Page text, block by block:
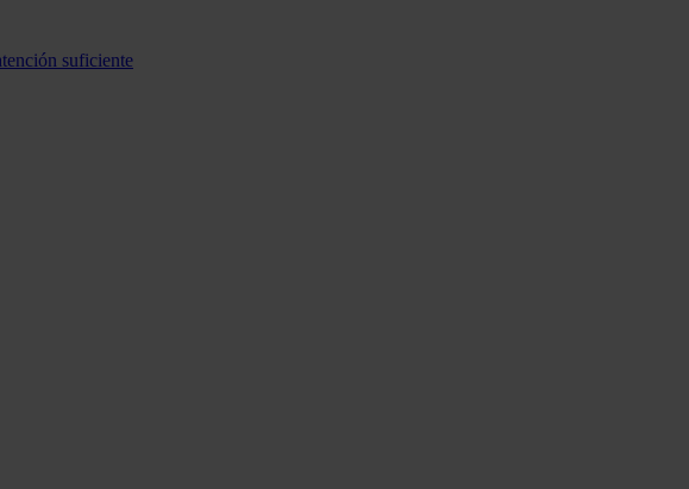
suficiente